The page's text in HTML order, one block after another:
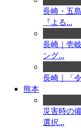
長崎・五
『よる...
長崎｜壱
ング...
長崎｜「
熊本
災害時の
選択...